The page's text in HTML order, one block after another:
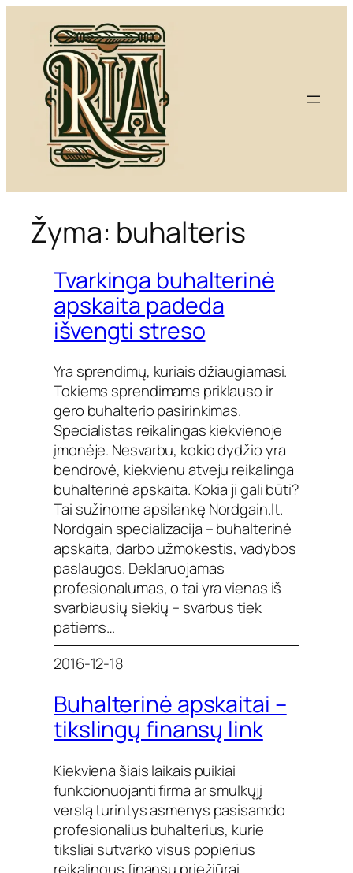
turinio
Žyma: buhalteris
Tvarkinga buhalterinė
apskaita padeda
išvengti streso
Yra sprendimų, kuriais džiaugiamasi.
Tokiems sprendimams priklauso ir
gero buhalterio pasirinkimas.
Specialistas reikalingas kiekvienoje
įmonėje. Nesvarbu, kokio dydžio yra
bendrovė, kiekvienu atveju reikalinga
buhalterinė apskaita. Kokia ji gali būti?
Tai sužinome apsilankę Nordgain.lt.
Nordgain specializacija – buhalterinė
apskaita, darbo užmokestis, vadybos
paslaugos. Deklaruojamas
profesionalumas, o tai yra vienas iš
svarbiausių siekių – svarbus tiek
patiems…
2016-12-18
Buhalterinė apskaitai –
tikslingų finansų link
Kiekviena šiais laikais puikiai
funkcionuojanti firma ar smulkųjį
verslą turintys asmenys pasisamdo
profesionalius buhalterius, kurie
tiksliai sutvarko visus popierius